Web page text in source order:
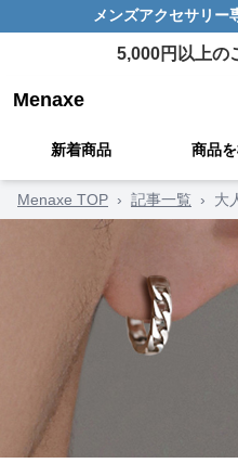
メンズアクセサリー
5,000円以上の
Menaxe
新着商品 商品
Menaxe TOP › 記事一覧 › 大